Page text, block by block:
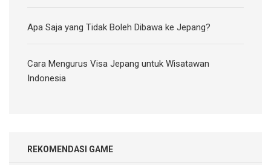
Apa Saja yang Tidak Boleh Dibawa ke Jepang?
Cara Mengurus Visa Jepang untuk Wisatawan
Indonesia
REKOMENDASI GAME